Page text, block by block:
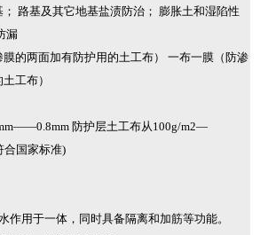
路基及其它地基盐渍防治； 膨胀土和湿陷性
漏
的两面加有防护用的土工布） 一布一膜（防渗
工布）
防护层土工布从100g/m2—
合国家标准)
作用于一体，同时具备隔离和加筋等功能。